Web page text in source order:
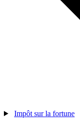
Impôt sur la fortune